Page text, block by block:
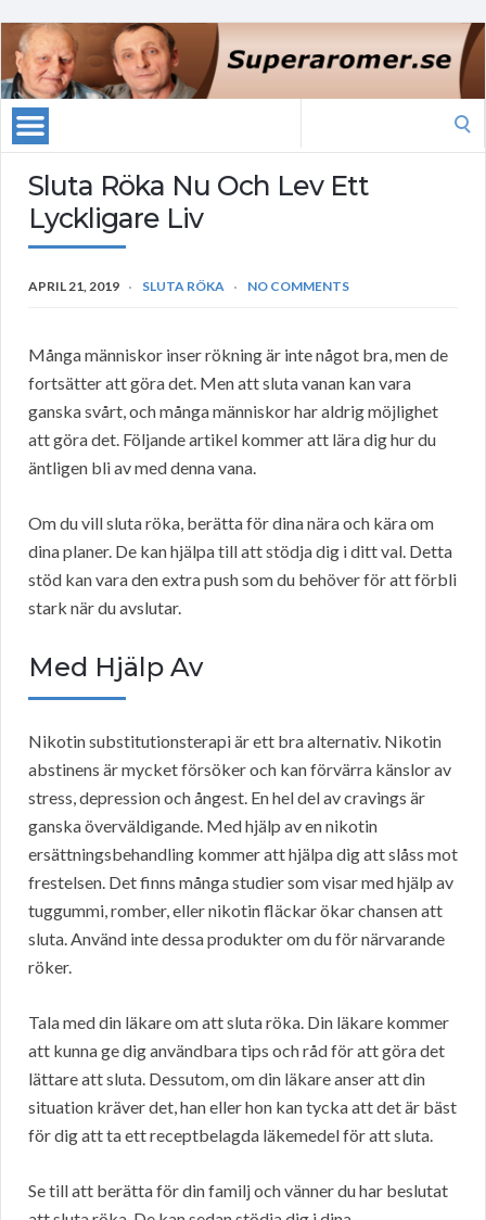
Sluta Röka Nu Och Lev Ett
Lyckligare Liv
APRIL 21, 2019 SLUTA RÖKA NO COMMENTS
Många människor inser rökning är inte något bra, men de
fortsätter att göra det. Men att sluta vanan kan vara
ganska svårt, och många människor har aldrig möjlighet
att göra det. Följande artikel kommer att lära dig hur du
äntligen bli av med denna vana.
Om du vill sluta röka, berätta för dina nära och kära om
dina planer. De kan hjälpa till att stödja dig i ditt val. Detta
stöd kan vara den extra push som du behöver för att förbli
stark när du avslutar.
Med Hjälp Av
Nikotin substitutionsterapi är ett bra alternativ. Nikotin
abstinens är mycket försöker och kan förvärra känslor av
stress, depression och ångest. En hel del av cravings är
ganska överväldigande. Med hjälp av en nikotin
ersättningsbehandling kommer att hjälpa dig att slåss mot
frestelsen. Det finns många studier som visar med hjälp av
tuggummi, romber, eller nikotin fläckar ökar chansen att
sluta. Använd inte dessa produkter om du för närvarande
röker.
Tala med din läkare om att sluta röka. Din läkare kommer
att kunna ge dig användbara tips och råd för att göra det
lättare att sluta. Dessutom, om din läkare anser att din
situation kräver det, han eller hon kan tycka att det är bäst
för dig att ta ett receptbelagda läkemedel för att sluta.
Se till att berätta för din familj och vänner du har beslutat